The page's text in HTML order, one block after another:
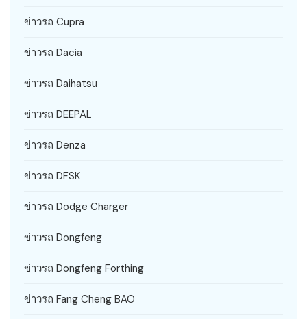
ข่าวรถ Cupra
ข่าวรถ Dacia
ข่าวรถ Daihatsu
ข่าวรถ DEEPAL
ข่าวรถ Denza
ข่าวรถ DFSK
ข่าวรถ Dodge Charger
ข่าวรถ Dongfeng
ข่าวรถ Dongfeng Forthing
ข่าวรถ Fang Cheng BAO